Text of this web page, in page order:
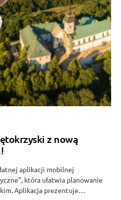
z nową
aplikacji mobilnej
która ułatwia planowanie
Aplikacja prezentuje…